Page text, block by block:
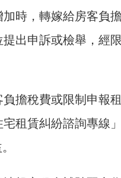
時，轉嫁給房客負
出申訴或檢舉，經
擔稅費或限制申報
租賃糾紛諮詢專線